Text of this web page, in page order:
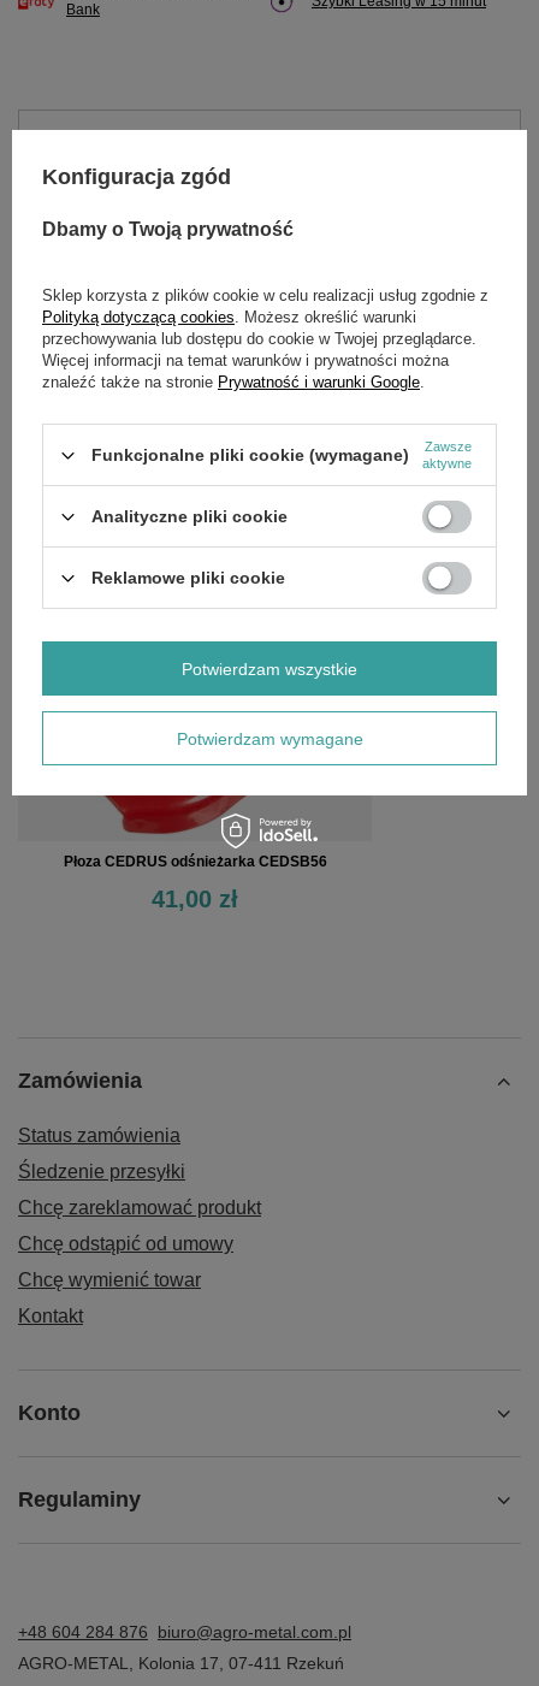
Bank
Zadaj pytanie a my odpowiemy niezwłocznie,
najciekawsze pytania i odpowiedzi publikując
SZCZEGÓŁOWE DANE
Cedrus
OSTATNIO OGLĄDANE
Płoza CEDRUS odśnieżarka CEDSB56
41,00 zł
Zamówienia
Status zamówienia
Śledzenie przesyłki
Chcę zareklamować produkt
Chcę odstąpić od umowy
Chcę wymienić towar
Kontakt
Konto
Regulaminy
+48 604 284 876
biuro@agro-metal.com.pl
AGRO-METAL, Kolonia 17, 07-411 Rzekuń
Konfiguracja zgód
Dbamy o Twoją prywatność
Sklep korzysta z plików cookie w celu realizacji usług zgodnie z
Polityką dotyczącą cookies . Możesz określić warunki
przechowywania lub dostępu do cookie w Twojej przeglądarce.
Więcej informacji na temat warunków i prywatności można
znaleźć także na stronie Prywatność i warunki Google
Funkcjonalne pliki cookie (wymagane)
Zawsze
aktywne
Analityczne pliki cookie
Reklamowe pliki cookie
Potwierdzam wymagane
Potwierdzam wszystkie